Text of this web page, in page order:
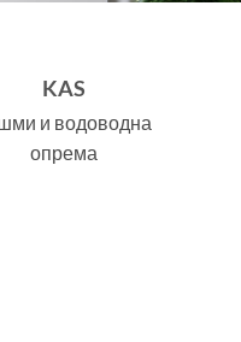
KAS
и водоводна
опрема